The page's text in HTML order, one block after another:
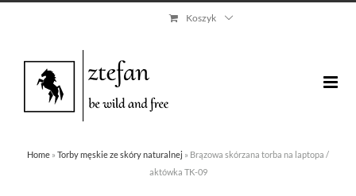
content
Koszyk
Home » Torby męskie ze skóry naturalnej » Brązowa skórzana torba na laptopa /
aktówka TK-09